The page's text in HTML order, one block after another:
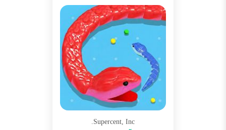
Supercent, Inc.